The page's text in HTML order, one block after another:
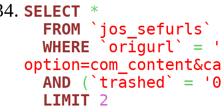
SELECT
*
FROM
`jos_sefurls`
WHERE
`origurl` =
AND
( `trashed` =
LIMIT
2